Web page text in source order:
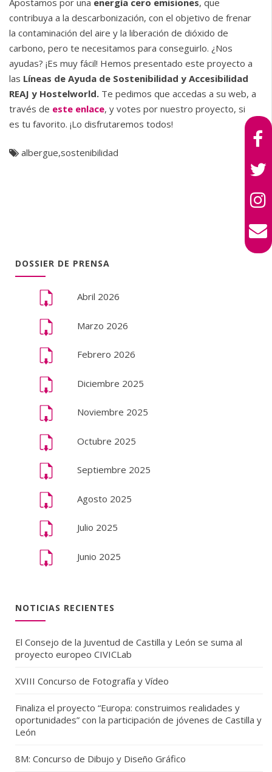
Apostamos por una energía cero emisiones, que
contribuya a la descarbonización, con el objetivo de frenar
la contaminación del aire y la liberación de dióxido de
carbono, pero te necesitamos para conseguirlo. ¿Nos
ayudas? ¡Es muy fácil! Hemos presentado este proyecto a
las Líneas de Ayuda de Sostenibilidad y Accesibilidad
REAJ y Hostelworld. Te pedimos que accedas a su web, a
través de este enlace, y votes por nuestro proyecto, si
es tu favorito. ¡Lo disfrutaremos todos!
albergue,sostenibilidad
DOSSIER DE PRENSA
Abril 2026
Marzo 2026
Febrero 2026
Diciembre 2025
Noviembre 2025
Octubre 2025
Septiembre 2025
Agosto 2025
Julio 2025
Junio 2025
NOTICIAS RECIENTES
El Consejo de la Juventud de Castilla y León se suma al
proyecto europeo CIVICLab
XVIII Concurso de Fotografía y Vídeo
Finaliza el proyecto “Europa: construimos realidades y
oportunidades” con la participación de jóvenes de Castilla y
León
8M: Concurso de Dibujo y Diseño Gráfico